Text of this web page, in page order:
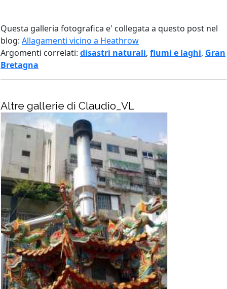
Questa galleria fotografica e' collegata a questo post nel
blog: Allagamenti vicino a Heathrow
Argomenti correlati: disastri naturali, fiumi e laghi, Gran
Bretagna
Altre gallerie di Claudio_VL